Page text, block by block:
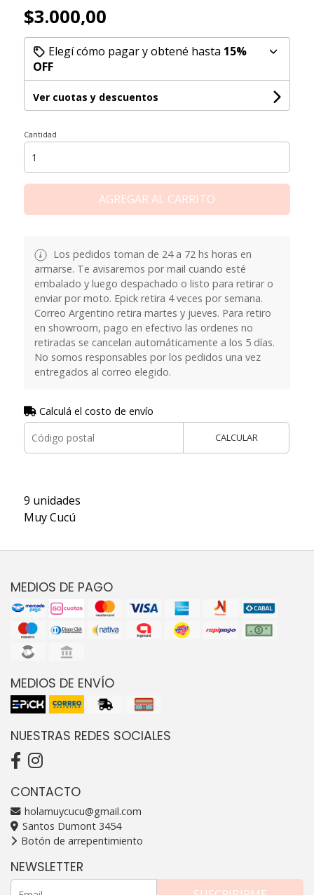
$3.000,00
Elegí cómo pagar y obtené hasta 15%
OFF
Ver cuotas y descuentos
Cantidad
AGREGAR AL CARRITO
Los pedidos toman de 24 a 72 hs horas en
armarse. Te avisaremos por mail cuando esté
embalado y luego despachado o listo para retirar o
enviar por moto. Epick retira 4 veces por semana.
Correo Argentino retira martes y jueves. Para retiro
en showroom, pago en efectivo las ordenes no
retiradas se cancelan automáticamente a los 5 días.
No somos responsables por los pedidos una vez
entregados al correo elegido.
Calculá el costo de envío
CALCULAR
9 unidades
Muy Cucú
MEDIOS DE PAGO
MEDIOS DE ENVÍO
NUESTRAS REDES SOCIALES
CONTACTO
holamuycucu@gmail.com
Santos Dumont 3454
Botón de arrepentimiento
NEWSLETTER